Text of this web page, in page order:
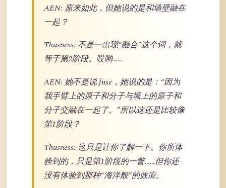
AEN: 原来如此，但她说的是和墙壁融在
一起？
Thusness: 不是一出现“融合”这个词，就
等于第2阶段。哎哟……
AEN: 她不是说 fuse，她说的是：“因为
我手臂上的原子和分子与墙上的原子和
分子交融在一起了。”所以这还是比较像
第1阶段？
Thusness: 这只是让你了解一下。你所体
验到的，只是第1阶段的一瞥……但你还
没有体验到那种“海洋般”的效应。